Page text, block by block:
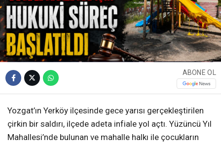
ABONE OL
Yozgat’ın Yerköy ilçesinde gece yarısı gerçekleştirilen
çirkin bir saldırı, ilçede adeta infiale yol açtı. Yüzüncü Yıl
Mahallesi’nde bulunan ve mahalle halkı ile çocukların